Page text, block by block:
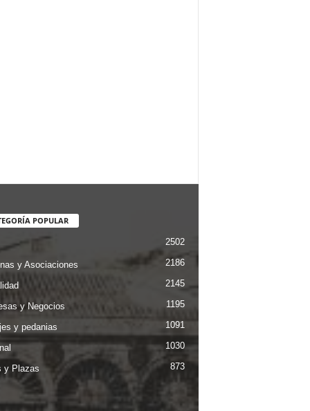
POPULAR
2502
y Asociaciones 2186
2145
y Negocios 1195
y pedanias 1091
1030
y Plazas 873